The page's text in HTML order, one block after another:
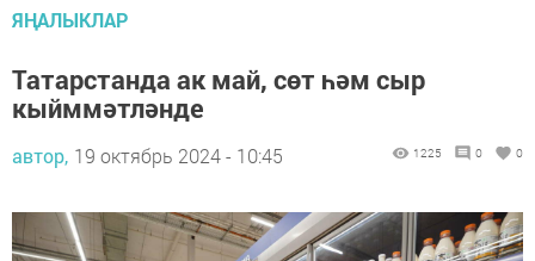
ЯҢАЛЫКЛАР
Татарстанда ак май, сөт һәм сыр
кыйммәтләнде
автор, 19 октябрь 2024 - 10:45 1225 0 0